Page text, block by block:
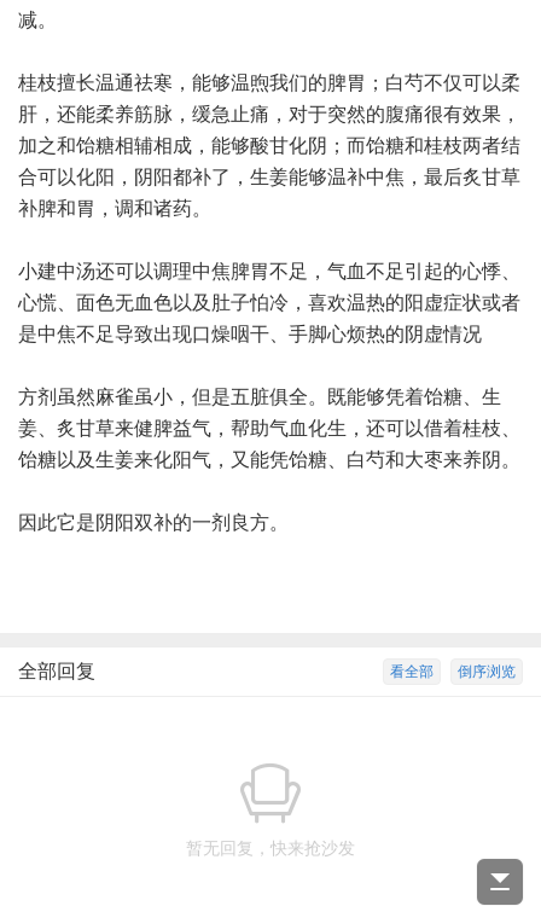
减。
桂枝擅长温通祛寒，能够温煦我们的脾胃；白芍不仅可以柔
肝，还能柔养筋脉，缓急止痛，对于突然的腹痛很有效果，
加之和饴糖相辅相成，能够酸甘化阴；而饴糖和桂枝两者结
合可以化阳，阴阳都补了，生姜能够温补中焦，最后炙甘草
补脾和胃，调和诸药。
小建中汤还可以调理中焦脾胃不足，气血不足引起的心悸、
心慌、面色无血色以及肚子怕冷，喜欢温热的阳虚症状或者
是中焦不足导致出现口燥咽干、手脚心烦热的阴虚情况
方剂虽然麻雀虽小，但是五脏俱全。既能够凭着饴糖、生
姜、炙甘草来健脾益气，帮助气血化生，还可以借着桂枝、
饴糖以及生姜来化阳气，又能凭饴糖、白芍和大枣来养阴。
因此它是阴阳双补的一剂良方。
倒序浏览
看全部
全部回复
暂无回复，快来抢沙发